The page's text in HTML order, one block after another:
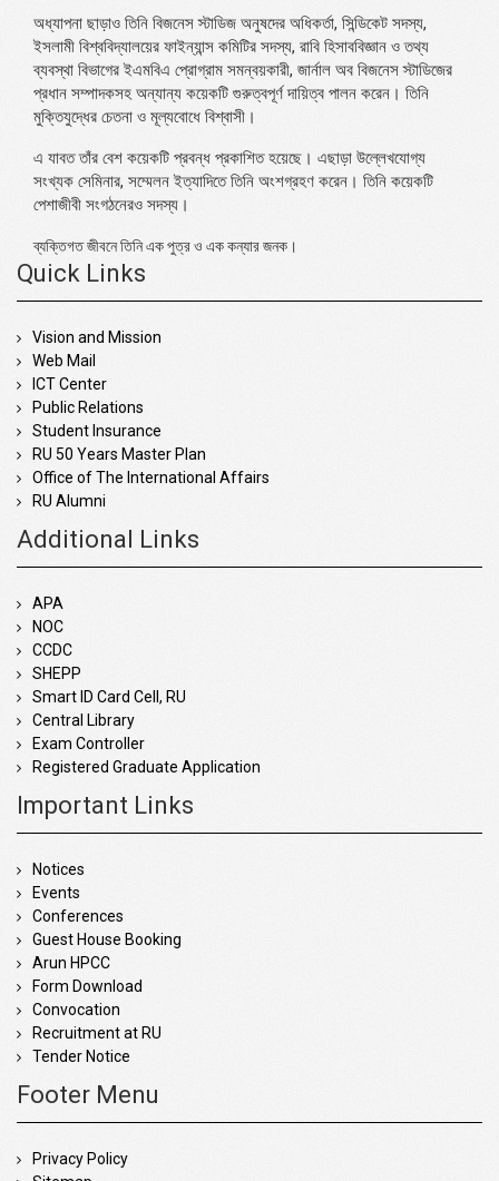
অধ্যাপনা ছাড়াও তিনি বিজনেস স্টাডিজ অনুষদের অধিকর্তা, সিন্ডিকেট সদস্য,
ইসলামী বিশ্ববিদ্যালয়ের ফাইন্যান্স কমিটির সদস্য, রাবি হিসাববিজ্ঞান ও তথ্য
ব্যবস্থা বিভাগের ইএমবিএ প্রোগ্রাম সমন্বয়কারী, জার্নাল অব বিজনেস স্টাডিজের
প্রধান সম্পাদকসহ অন্যান্য কয়েকটি গুরুত্বপূর্ণ দায়িত্ব পালন করেন। তিনি
মুক্তিযুদ্ধের চেতনা ও মূল্যবোধে বিশ্বাসী।
এ যাবত তাঁর বেশ কয়েকটি প্রবন্ধ প্রকাশিত হয়েছে। এছাড়া উল্লেখযোগ্য
সংখ্যক সেমিনার, সম্মেলন ইত্যাদিতে তিনি অংশগ্রহণ করেন। তিনি কয়েকটি
পেশাজীবী সংগঠনেরও সদস্য।
ব্যক্তিগত জীবনে তিনি এক পুত্র ও এক কন্যার জনক।
Quick Links
Vision and Mission
Web Mail
ICT Center
Public Relations
Student Insurance
RU 50 Years Master Plan
Office of The International Affairs
RU Alumni
Additional Links
APA
NOC
CCDC
SHEPP
Smart ID Card Cell, RU
Central Library
Exam Controller
Registered Graduate Application
Important Links
Notices
Events
Conferences
Guest House Booking
Arun HPCC
Form Download
Convocation
Recruitment at RU
Tender Notice
Footer Menu
Privacy Policy